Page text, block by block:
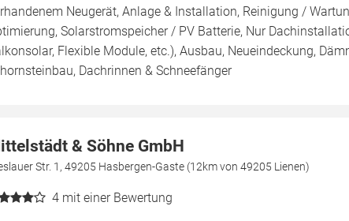
Neugerät, Anlage & Installation, Reinigung /
Solarstromspeicher / PV Batterie, Nur
Flexible Module, etc.), Ausbau, Neueindeckung,
Dachrinnen & Schneefänger
& Söhne GmbH
Str. 1, 49205 Hasbergen-Gaste (12km von 49205 Lienen)
4 mit einer Bewertung